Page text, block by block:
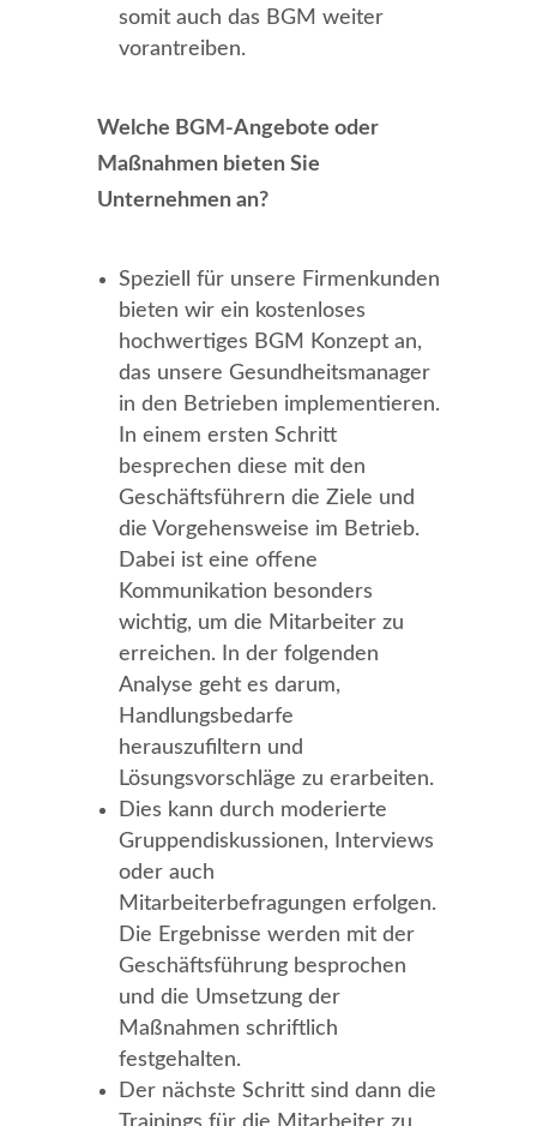
somit auch das BGM weiter
vorantreiben.
Welche BGM-Angebote oder
Maßnahmen bieten Sie
Unternehmen an?
Speziell für unsere Firmenkunden
bieten wir ein kostenloses
hochwertiges BGM Konzept an,
das unsere Gesundheitsmanager
in den Betrieben implementieren.
In einem ersten Schritt
besprechen diese mit den
Geschäftsführern die Ziele und
die Vorgehensweise im Betrieb.
Dabei ist eine offene
Kommunikation besonders
wichtig, um die Mitarbeiter zu
erreichen. In der folgenden
Analyse geht es darum,
Handlungsbedarfe
herauszufiltern und
Lösungsvorschläge zu erarbeiten.
Dies kann durch moderierte
Gruppendiskussionen, Interviews
oder auch
Mitarbeiterbefragungen erfolgen.
Die Ergebnisse werden mit der
Geschäftsführung besprochen
und die Umsetzung der
Maßnahmen schriftlich
festgehalten.
Der nächste Schritt sind dann die